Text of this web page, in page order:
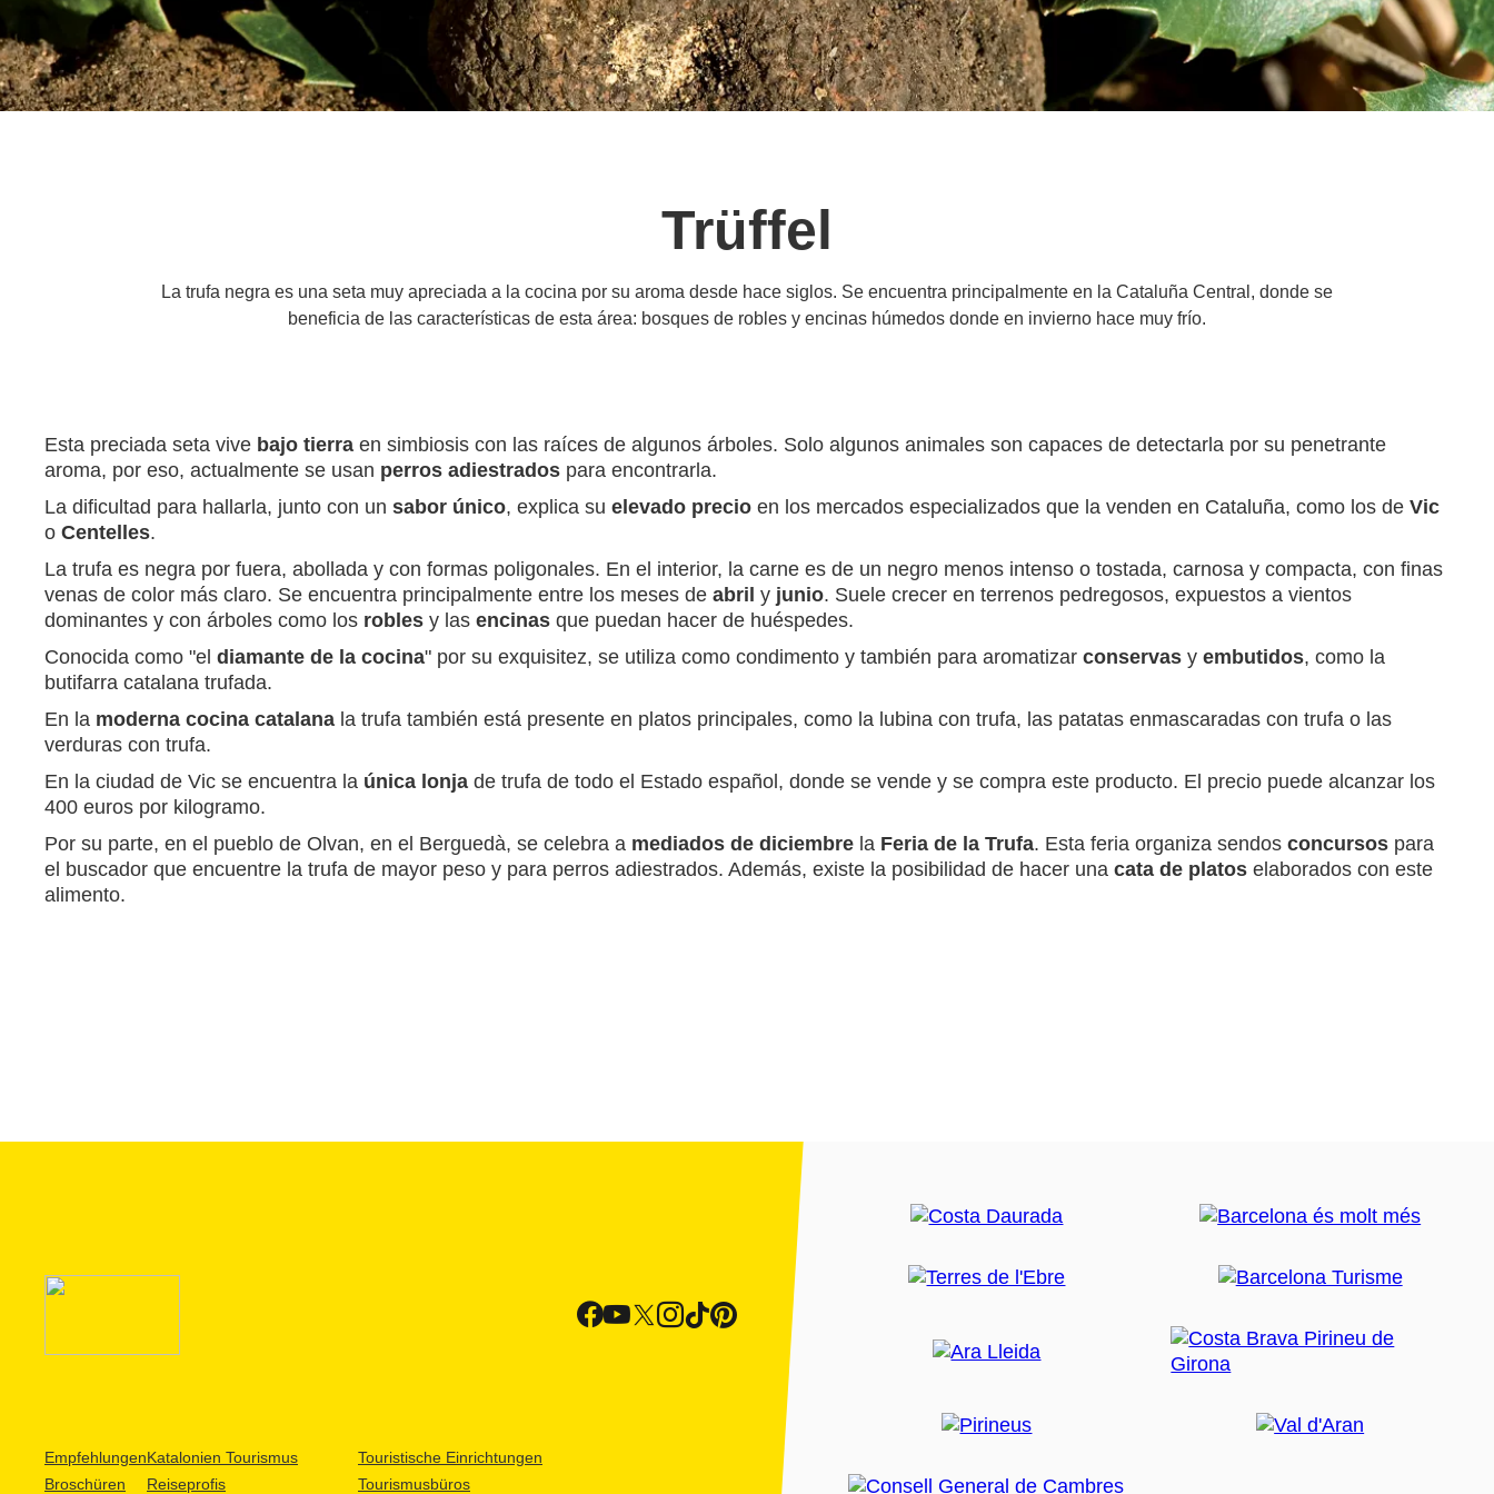
Trüffel
La trufa negra es una seta muy apreciada a la cocina por su aroma desde hace siglos. Se encuentra principalmente en la Cataluña Central, donde se
beneficia de las características de esta área: bosques de robles y encinas húmedos donde en invierno hace muy frío.
Esta preciada seta vive bajo tierra en simbiosis con las raíces de algunos árboles. Solo algunos animales son capaces de detectarla por su penetrante
aroma, por eso, actualmente se usan perros adiestrados para encontrarla.
La dificultad para hallarla, junto con un sabor único, explica su elevado precio en los mercados especializados que la venden en Cataluña, como los de Vic
o Centelles.
La trufa es negra por fuera, abollada y con formas poligonales. En el interior, la carne es de un negro menos intenso o tostada, carnosa y compacta, con finas
venas de color más claro. Se encuentra principalmente entre los meses de abril y junio. Suele crecer en terrenos pedregosos, expuestos a vientos
dominantes y con árboles como los robles y las encinas que puedan hacer de huéspedes.
Conocida como "el diamante de la cocina" por su exquisitez, se utiliza como condimento y también para aromatizar conservas y embutidos, como la
butifarra catalana trufada.
En la moderna cocina catalana la trufa también está presente en platos principales, como la lubina con trufa, las patatas enmascaradas con trufa o las
verduras con trufa.
En la ciudad de Vic se encuentra la única lonja de trufa de todo el Estado español, donde se vende y se compra este producto. El precio puede alcanzar los
400 euros por kilogramo.
Por su parte, en el pueblo de Olvan, en el Berguedà, se celebra a mediados de diciembre la Feria de la Trufa. Esta feria organiza sendos concursos para
el buscador que encuentre la trufa de mayor peso y para perros adiestrados. Además, existe la posibilidad de hacer una cata de platos elaborados con este
alimento.
Empfehlungen
Broschüren
Katalonien Tourismus
Reiseprofis
Touristische Einrichtungen
Tourismusbüros